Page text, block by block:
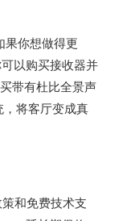
果你想做得更
以购买接收器并
带有杜比全景声
，将客厅变成真
和免费技术支